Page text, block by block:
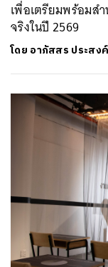
เพื่อเตรียมพร้อมส
จริงในปี 2569
โดย อาภัสสร ประส